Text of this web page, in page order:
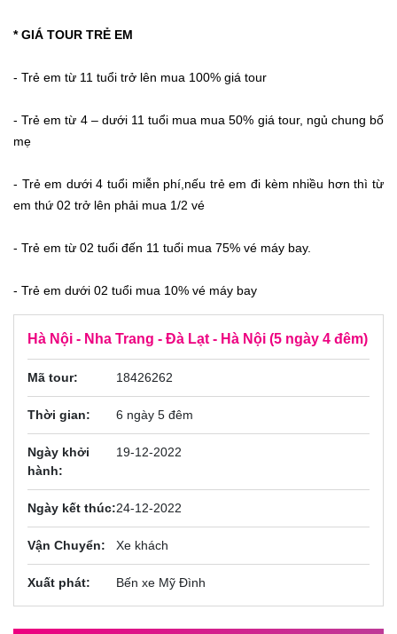
* GIÁ TOUR TRẺ EM
- Trẻ em từ 11 tuổi trở lên mua 100% giá tour
- Trẻ em từ 4 – dưới 11 tuổi mua mua 50% giá tour, ngủ chung bố
mẹ
- Trẻ em dưới 4 tuổi miễn phí,nếu trẻ em đi kèm nhiều hơn thì từ
em thứ 02 trở lên phải mua 1/2 vé
- Trẻ em từ 02 tuổi đến 11 tuổi mua 75% vé máy bay.
- Trẻ em dưới 02 tuổi mua 10% vé máy bay
Hà Nội - Nha Trang - Đà Lạt - Hà Nội (5 ngày 4 đêm)
Mã tour: 18426262
Thời gian: 6 ngày 5 đêm
Ngày khởi
hành:
19-12-2022
Ngày kết thúc:24-12-2022
Vận Chuyển: Xe khách
Xuất phát: Bến xe Mỹ Đình